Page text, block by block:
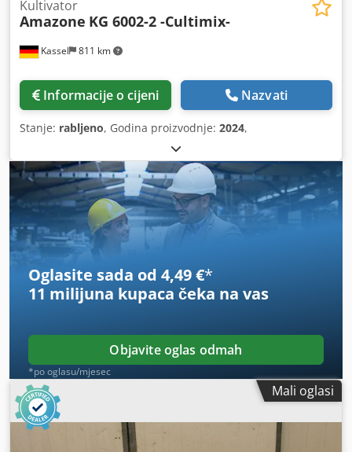
Kassel 811 km
Kultivator
Amazone KG 6002-2 -Cultimix-
Informacije o cijeni Nazvati
Stanje: rabljeno, Godina proizvodnje: 2024,
Oglasite sada od 4,49 €*
11 milijuna kupaca čeka na vas
Objavite oglas odmah
*po oglasu/mjesec
Mali oglasi